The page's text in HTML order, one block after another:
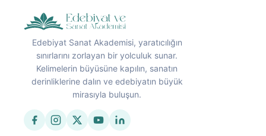
Edebiyat Sanat Akademisi, yaratıcılığın
sınırlarını zorlayan bir yolculuk sunar.
Kelimelerin büyüsüne kapılın, sanatın
derinliklerine dalın ve edebiyatın büyük
mirasıyla buluşun.